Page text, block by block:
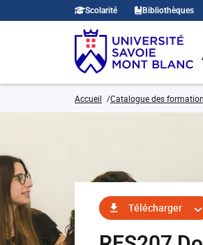
Scolarité Bibliothèques
Accueil Catalogue des
Télécharger